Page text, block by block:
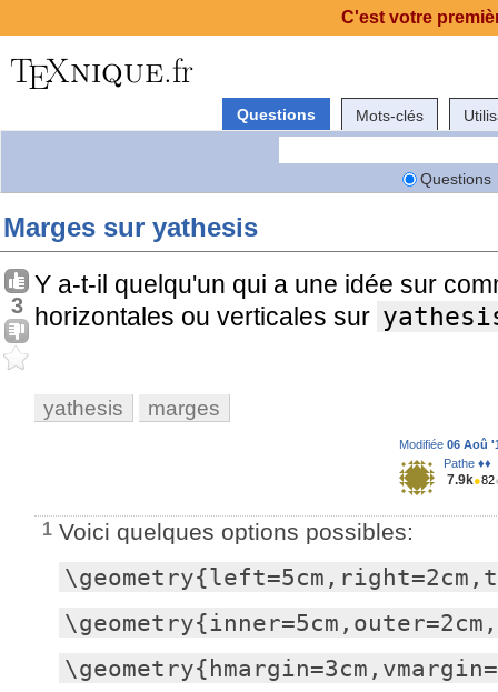
Questions Mots-clés
Questions
Marges sur yathesis
3
Y a-t-il quelqu'un qui a une idée sur
horizontales ou verticales sur
yathesis marges
Modifiée 06 Aoû
Pathe ♦♦
7.9k●82
1 Voici quelques options possibles:
C'est votre